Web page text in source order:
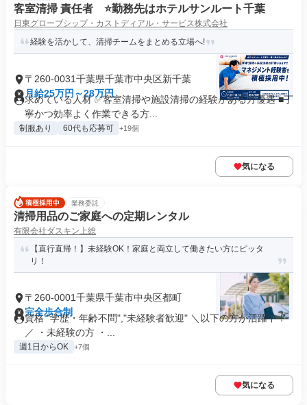
客室清掃 責任者 ⭐勤務先はホテルサンルート千葉
日東グローブシップ・カストディアル・サービス株式会社
経験を活かして、清掃チームをまとめる立場へ!
〒260-0031千葉県千葉市中央区新千葉
月給25万円～28万円
求めている人材 ✅客室清掃や施設清掃の経験がある方優遇 ■丁
寧かつ効率よく作業できる方...
制服あり 60代も応募可 +19個
気になる
業務委託
清掃用品のご家庭への定期レンタル
有限会社ダスキン上総
【直行直帰！】未経験OK！家庭と両立して働きたい方にピッタ
リ！
〒260-0001千葉県千葉市中央区都町
完全歩合制
資格 "学歴・年齢不問","未経験者歓迎" ＼以下の方が活躍中！
／ ・未経験の方 ・...
週1日からOK +7個
気になる